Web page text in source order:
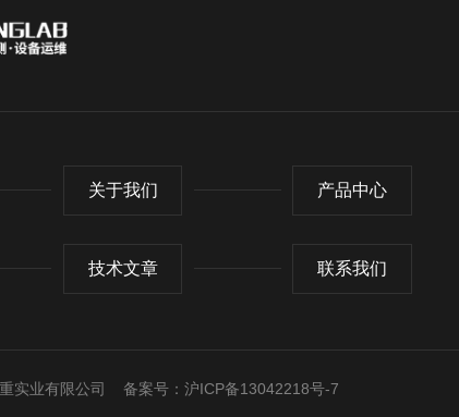
关于我们 产品中心
技术文章 联系我们
实业有限公司 备案号：沪ICP备13042218号-7